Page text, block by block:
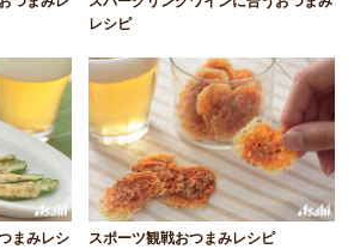
レシピ
まみレシ
スポーツ観戦おつまみレシピ